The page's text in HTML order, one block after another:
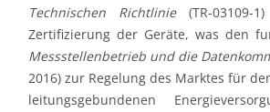
Technischen Richtlinie(TR-03109-
Zertifizierung der Geräte, was den
Messstellenbetrieb und die
2016) zur Regelung des Marktes für
leitungsgebundenen